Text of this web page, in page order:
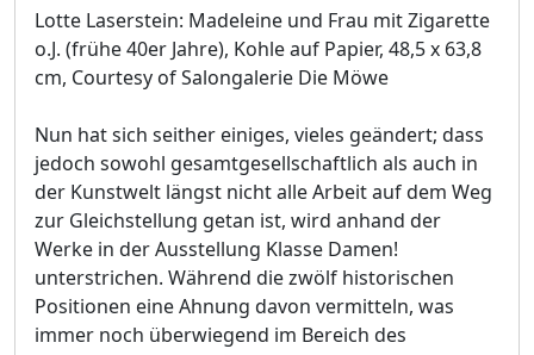
Lotte Laserstein: Madeleine und Frau mit Zigarette
o.J. (frühe 40er Jahre), Kohle auf Papier, 48,5 x 63,8
cm, Courtesy of Salongalerie Die Möwe
Nun hat sich seither einiges, vieles geändert; dass
jedoch sowohl gesamtgesellschaftlich als auch in
der Kunstwelt längst nicht alle Arbeit auf dem Weg
zur Gleichstellung getan ist, wird anhand der
Werke in der Ausstellung Klasse Damen!
unterstrichen. Während die zwölf historischen
Positionen eine Ahnung davon vermitteln, was
immer noch überwiegend im Bereich des